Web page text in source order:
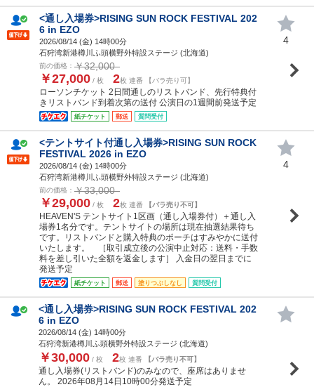
<通し入場券>RISING SUN ROCK FESTIVAL 202
6 in EZO
2026/08/14 (金) 14時00分
石狩湾新港樽川ふ頭横野外特設ステージ (北海道)
前の価格： ￥32,000
￥27,000 / 枚 2枚 連番 【バラ売り可】
ローソンチケット 2日間通しのリストバンド、先行特典付
きリストバンド到着次第の送付 公演日の1週間前発送予定
紙チケット 郵送 質問受付
4
<テントサイト付通し入場券>RISING SUN ROCK
FESTIVAL 2026 in EZO
2026/08/14 (金) 14時00分
石狩湾新港樽川ふ頭横野外特設ステージ (北海道)
前の価格： ￥33,000
￥29,000 / 枚 2枚 連番 【バラ売り不可】
HEAVEN'S テントサイト1区画（通し入場券付）＋通し入
場券1名分です。テントサイトの場所は現在抽選結果待ち
です。リストバンドと購入特典のポーチはすみやかに送付
いたします。 ［取引成立後の公演中止対応：送料・手数
料を差し引いた全額を返金します］ 入金日の翌日までに
発送予定
紙チケット 郵送 塗りつぶしなし 質問受付
4
<通し入場券>RISING SUN ROCK FESTIVAL 202
6 in EZO
2026/08/14 (金) 14時00分
石狩湾新港樽川ふ頭横野外特設ステージ (北海道)
￥30,000 / 枚 2枚 連番 【バラ売り不可】
通し入場券(リストバンド)のみなので、座席はありませ
ん。 2026年08月14日10時00分発送予定